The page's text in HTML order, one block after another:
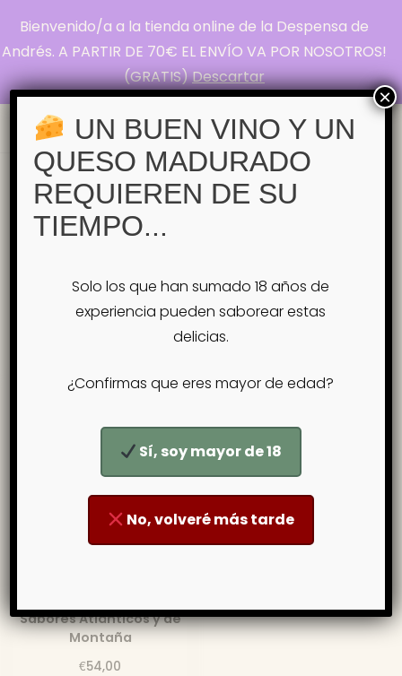
Bienvenido/a a la tienda online de la Despensa de
Andrés. A PARTIR DE 70€ EL ENVÍO VA POR NOSOTROS!
(GRATIS)Descartar
La Despensa de
Andrés
Pasión por el Queso
Inicio Tienda nacionales
Etiqueta:nacionales
Mostrando el único resultado
Sabores Atlánticos y de
Montaña
€54,00
UN BUEN VINO Y UN
QUESO MADURADO
REQUIEREN DE SU
TIEMPO...
Solo los que han sumado 18 años de
experiencia pueden saborear estas
delicias.
¿Confirmas que eres mayor de edad?
Sí, soy mayor de 18
No, volveré más tarde
×